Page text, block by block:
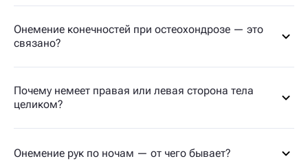
Онемение конечностей при остеохондрозе — это
связано?
Почему немеет правая или левая сторона тела
целиком?
Онемение рук по ночам — от чего бывает?